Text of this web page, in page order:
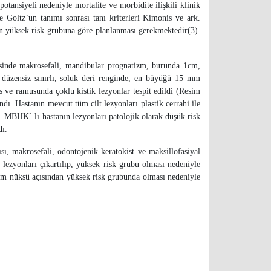
nedeniyle mortalite ve morbidite ilişkili klinik
Goltz`un tanımı sonrası tanı kriterleri Kimonis ve ark.
risk grubuna göre planlanması gerekmektedir(3).
makrosefali, mandibular prognatizm, burunda 1cm,
sınırlı, soluk deri renginde, en büyüğü 15 mm
ve ramusunda çoklu kistik lezyonlar tespit edildi (Resim
Hastanın mevcut tüm cilt lezyonları plastik cerrahi ile
MBHK` lı hastanın lezyonları patolojik olarak düşük risk
makrosefali, odontojenik keratokist ve maksillofasiyal
çıkartılıp, yüksek risk grubu olması nedeniyle
açısından yüksek risk grubunda olması nedeniyle